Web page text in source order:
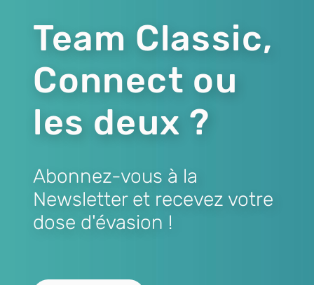
Team Classic,
Connect ou
les deux ?
Abonnez-vous à la
Newsletter et recevez votre
dose d'évasion !